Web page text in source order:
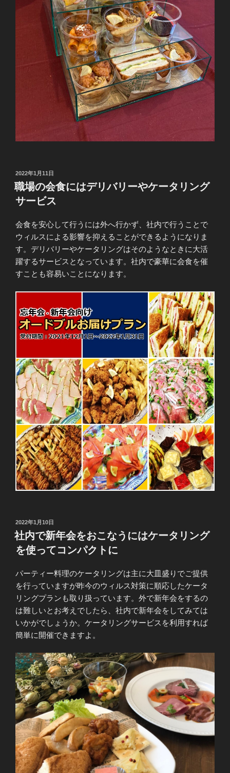
投
稿
日:
2022年1月11日
職場の会食にはデリバリーやケータリング
サービス
会食を安心して行うには外へ行かず、社内で行うことで
ウィルスによる影響を抑えることができるようになりま
す。デリバリーやケータリングはそのようなときに大活
躍するサービスとなっています。社内で豪華に会食を催
すことも容易いことになります。
投
稿
日:
2022年1月10日
社内で新年会をおこなうにはケータリング
を使ってコンパクトに
パーティー料理のケータリングは主に大皿盛りでご提供
を行っていますが昨今のウィルス対策に順応したケータ
リングプランも取り扱っています。外で新年会をするの
は難しいとお考えでしたら、社内で新年会をしてみては
いかがでしょうか。ケータリングサービスを利用すれば
簡単に開催できますよ。